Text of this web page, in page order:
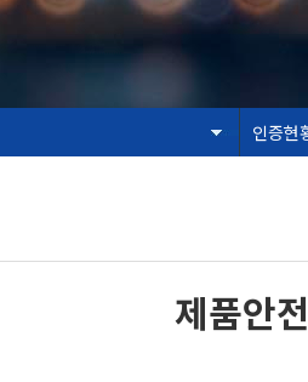
인증현
제품안